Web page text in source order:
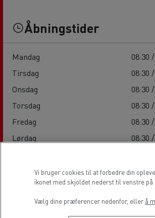
Åbningstider
Mandag
08:30
Tirsdag
08:30
Onsdag
08:30
Torsdag
08:30
Fredag
08:30
Lørdag
08:30
Vi bruger cookies til at forbedre din
ikonet med skjoldet nederst til venstre på
Vælg dine præferencer nedenfor, eller å